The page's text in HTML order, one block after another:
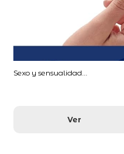
Sexo y sensualidad...
Ver